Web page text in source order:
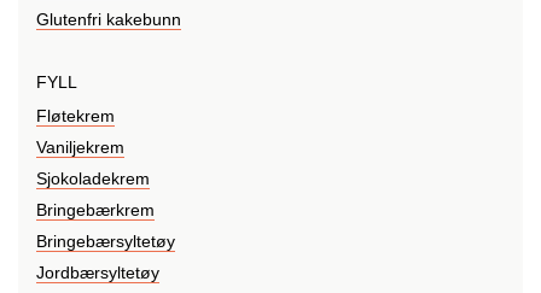
Glutenfri kakebunn
FYLL
Fløtekrem
Vaniljekrem
Sjokoladekrem
Bringebærkrem
Bringebærsyltetøy
Jordbærsyltetøy